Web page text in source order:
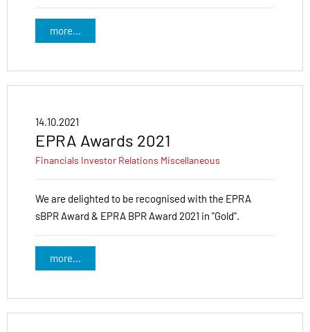
more...
14.10.2021
EPRA Awards 2021
Financials Investor Relations Miscellaneous
We are delighted to be recognised with the EPRA
sBPR Award & EPRA BPR Award 2021 in "Gold".
more...